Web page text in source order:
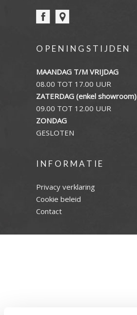
OPENINGSTIJDEN
MAANDAG T/M VRIJDAG
08.00 TOT 17.00 UUR
ZATERDAG (enkel showroom)
09.00 TOT 12.00 UUR
ZONDAG
GESLOTEN
INFORMATIE
Privacy verklaring
Cookie beleid
Contact